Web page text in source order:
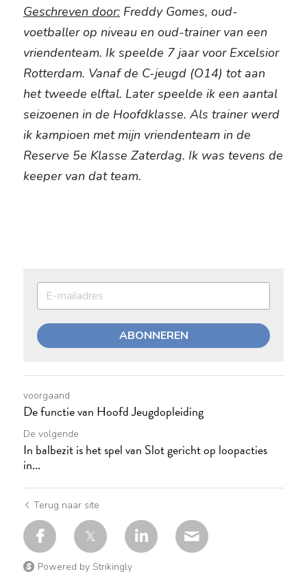
Geschreven door: Freddy Gomes, oud-
voetballer op niveau en oud-trainer van een
vriendenteam. Ik speelde 7 jaar voor Excelsior
Rotterdam. Vanaf de C-jeugd (O14) tot aan
het tweede elftal. Later speelde ik een aantal
seizoenen in de Hoofdklasse. Als trainer werd
ik kampioen met mijn vriendenteam in de
Reserve 5e Klasse Zaterdag. Ik was tevens de
keeper van dat team.
ABONNEREN
voorgaand
De functie van Hoofd Jeugdopleiding
De volgende
In balbezit is het spel van Slot gericht op loopacties
in...
Terug naar site
Powered by Strikingly